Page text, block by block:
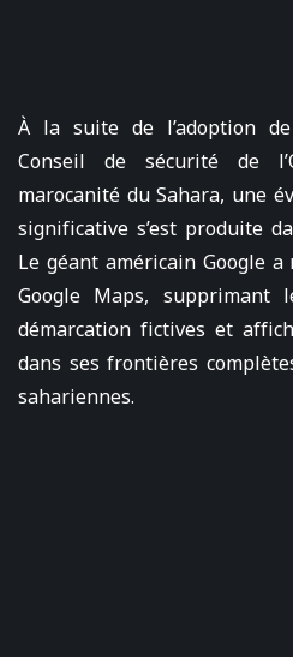
À la suite de l’adoption
Conseil de sécurité de
marocanité du Sahara, une
significative s’est produite
Le géant américain Google
Google Maps, supprimant
démarcation fictives et
dans ses frontières
sahariennes.